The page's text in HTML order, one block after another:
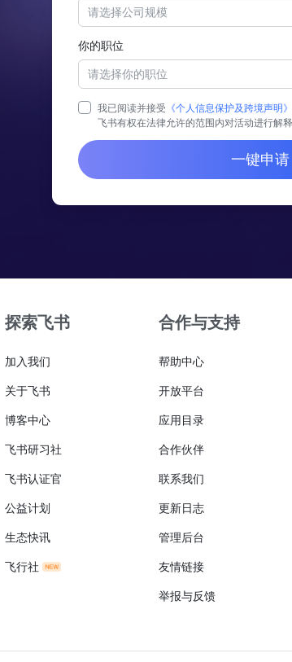
请选择公司规模
你的职位
请选择你的职位
我已阅读并接受 《个人信息保护及跨境声明》
飞书有权在法律允许的范围内对活动进行解释
一键申请
探索飞书
加入我们
关于飞书
博客中心
飞书研习社
飞书认证官
公益计划
生态快讯
飞行社
合作与支持
帮助中心
开放平台
应用目录
合作伙伴
联系我们
更新日志
管理后台
友情链接
举报与反馈